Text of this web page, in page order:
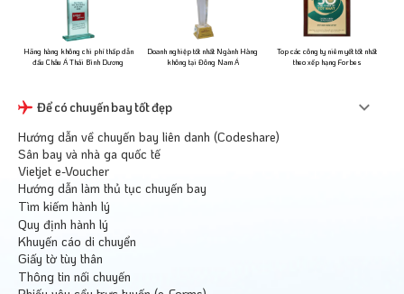
Hãng hàng không chi phí thấp dẫn
đầu Châu Á Thái Bình Dương
Doanh nghiệp tốt nhất Ngành Hàng
không tại Đông Nam Á
Top các công ty niêm yết tốt nhất
theo xếp hạng Forbes
Để có chuyến bay tốt đẹp
Hướng dẫn về chuyến bay liên danh (Codeshare)
Sân bay và nhà ga quốc tế
Vietjet e-Voucher
Hướng dẫn làm thủ tục chuyến bay
Tìm kiếm hành lý
Quy định hành lý
Khuyến cáo di chuyển
Giấy tờ tùy thân
Thông tin nối chuyến